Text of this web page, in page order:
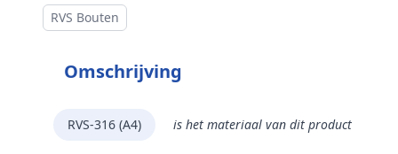
RVS Bouten
Omschrijving
RVS-316 (A4) is het materiaal van dit product